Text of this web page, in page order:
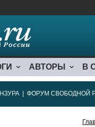
АВТОРЫ В
ФОРУМ СВОБОДНОЙ